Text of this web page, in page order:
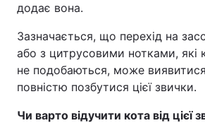
додає вона.
Зазначається, що перехід на
або з цитрусовими нотками, які
не подобаються, може
повністю позбутися цієї звички.
Чи варто відучити кота від цієї